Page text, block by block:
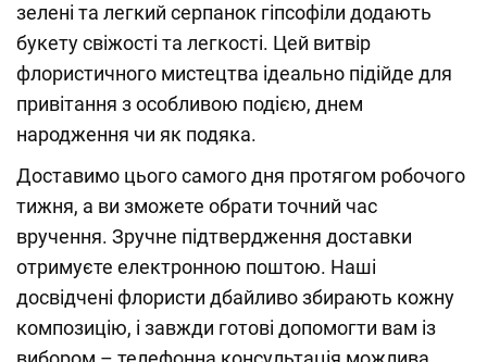
зелені та легкий серпанок гіпсофіли додають
букету свіжості та легкості. Цей витвір
флористичного мистецтва ідеально підійде для
привітання з особливою подією, днем
народження чи як подяка.
Доставимо цього самого дня протягом робочого
тижня, а ви зможете обрати точний час
вручення. Зручне підтвердження доставки
отримуєте електронною поштою. Наші
досвідчені флористи дбайливо збирають кожну
композицію, і завжди готові допомогти вам із